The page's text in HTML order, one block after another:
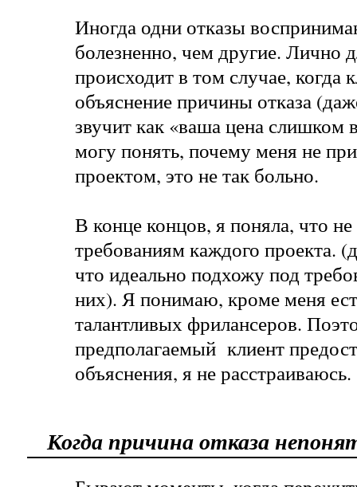
Иногда одни отказы
болезненно, чем другие. Лично
происходит в том случае, когда
объяснение причины отказа
звучит как «ваша цена слишком
могу понять, почему меня не
проектом, это не так больно.
В конце концов, я поняла, что не
требованиям каждого проекта.
что идеально подхожу под
них). Я понимаю, кроме меня
талантливых фрилансеров.
предполагаемый клиент
объяснения, я не расстраиваюсь.
Когда причина отказа